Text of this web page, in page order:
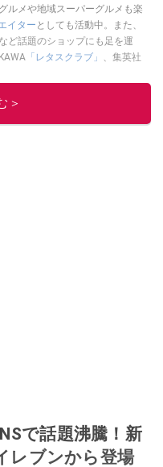
ルメや地域スーパーグルメも楽
イター としても活動中。また、
ど話題のショップにも足を運
「レタスクラブ」 、集英社
り。
＞
で話題沸騰！新
レブンから登場